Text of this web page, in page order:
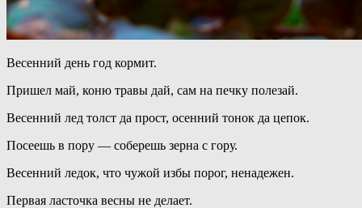
Весенний день год кормит.
Пришел май, коню травы дай, сам на печку полезай.
Весенний лед толст да прост, осенний тонок да цепок.
Посеешь в пору — соберешь зерна с гору.
Весенний ледок, что чужой избы порог, ненадежен.
Первая ласточка весны не делает.